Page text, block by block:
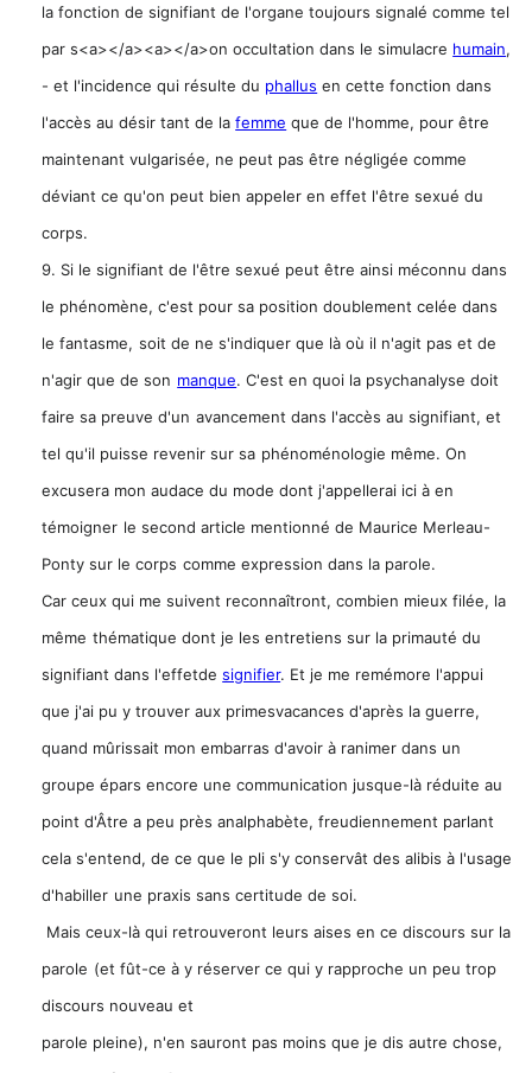
la fonction de signifiant de l'organe toujours signalé comme tel
par s<a></a><a></a>on occultation dans le simulacre humain,
- et l'incidence qui résulte du phallus en cette fonction dans
l'accès au désir tant de lafemme que de l'homme, pour être
maintenant vulgarisée, ne peut pas être négligée comme
déviant ce qu'on peut bien appeler en effet l'être sexué du
corps.
9. Si le signifiant de l'être sexué peut être ainsi méconnu dans
le phénomène, c'est pour sa position doublement celée dans
le fantasme, soit de ne s'indiquer que là où il n'agit pas et de
n'agir que de son manque. C'est en quoi la psychanalyse doit
faire sa preuve d'un avancement dans l'accès au signifiant, et
tel qu'il puisse revenir sur sa phénoménologie même. On
excusera mon audace du mode dont j'appellerai ici à en
témoigner le second article mentionné de Maurice Merleau-
Ponty sur le corps comme expression dans la parole.
Car ceux qui me suivent reconnaîtront, combien mieux filée, la
même thématique dont je les entretiens sur la primauté du
signifiant dans l'effetdesignifier. Et je me remémore l'appui
que j'ai pu y trouver aux primesvacances d'après la guerre,
quand mûrissait mon embarras d'avoir à ranimer dans un
groupe épars encore une communication jusque-là réduite au
point d'Âtre a peu près analphabète, freudiennement parlant
cela s'entend, de ce que le pli s'y conservât des alibis à l'usage
d'habiller une praxis sans certitude de soi.
Mais ceux-là qui retrouveront leurs aises en ce discours sur la
parole (et fût-ce à y réserver ce qui y rapproche un peu trop
discours nouveau et
parole pleine), n'en sauront pas moins que je dis autre chose,